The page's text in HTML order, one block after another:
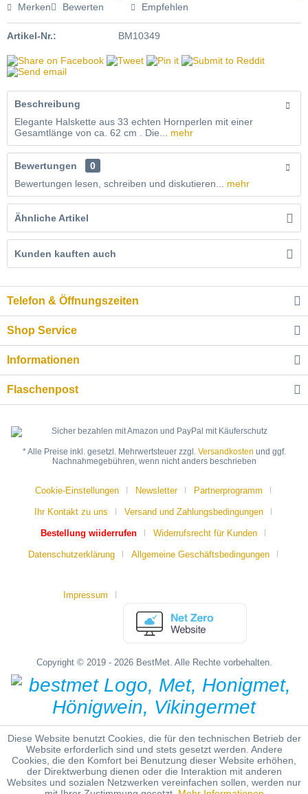
Merken Bewerten Empfehlen
Artikel-Nr.: BM10349
Beschreibung
Elegante Halskette aus 33 echten Hornperlen mit einer
Gesamtlänge von ca. 62 cm . Die...
mehr
Bewertungen
0
Bewertungen lesen, schreiben und diskutieren...
mehr
Ähnliche Artikel
Kunden kauften auch
Telefon & Öffnungszeiten
Shop Service
Informationen
Flaschenpost
* Alle Preise inkl. gesetzl. Mehrwertsteuer zzgl. Versandkosten und ggf.
Nachnahmegebühren, wenn nicht anders beschrieben
Cookie-Einstellungen Newsletter Partnerprogramm
Ihr Kontakt zu uns Versand und Zahlungsbedingungen
Bestellung wiiderrufen Widerrufsrecht für Kunden
Datenschutzerklärung Allgemeine Geschäftsbedingungen
Impressum
Copyright © 2019 - 2026 BestMet. Alle Rechte vorbehalten.
Diese Website benutzt Cookies, die für den technischen Betrieb der
Website erforderlich sind und stets gesetzt werden. Andere
Cookies, die den Komfort bei Benutzung dieser Website erhöhen,
der Direktwerbung dienen oder die Interaktion mit anderen
Websites und sozialen Netzwerken vereinfachen sollen, werden nur